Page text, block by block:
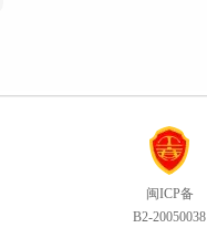
闽ICP备
B2-20050038